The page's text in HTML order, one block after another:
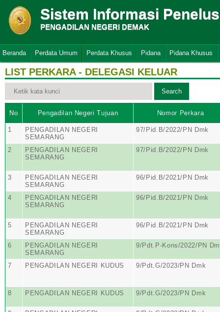
Sistem Informasi
PENGADILAN NEGERI DEMAK
Beranda Perdata Umum Perdata Khusus Pidana Pidana Khusus
LIST PERKARA - DELEGASI KELUAR
No Pengadilan Negeri Tujuan Nomor Perkara
1
PENGADILAN NEGERI
SEMARANG
97/Pid.B/2022/PN Dmk
2
PENGADILAN NEGERI
SEMARANG
97/Pid.B/2022/PN Dmk
3
PENGADILAN NEGERI
SEMARANG
96/Pid.B/2021/PN Dmk
4
PENGADILAN NEGERI
SEMARANG
96/Pid.B/2021/PN Dmk
5
PENGADILAN NEGERI
SEMARANG
96/Pid.B/2021/PN Dmk
6
PENGADILAN NEGERI
SEMARANG
9/Pdt.P-Kons/2022/PN
7 PENGADILAN NEGERI KUDUS 9/Pdt.G/2023/PN Dmk
8 PENGADILAN NEGERI KUDUS 9/Pdt.G/2023/PN Dmk